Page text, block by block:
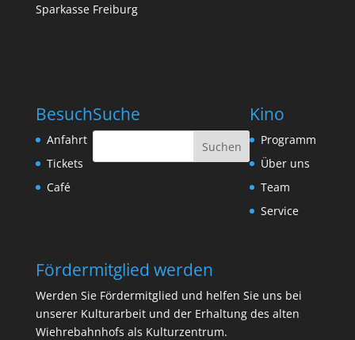
Sparkasse Freiburg
Besuch
Anfahrt
Tickets
Café
Suche Kino
Programm
Über uns
Team
Service
Fördermitglied werden
Werden Sie Fördermitglied und helfen Sie uns bei
unserer Kulturarbeit und der Erhaltung des alten
Wiehrebahnhofs als Kulturzentrum.